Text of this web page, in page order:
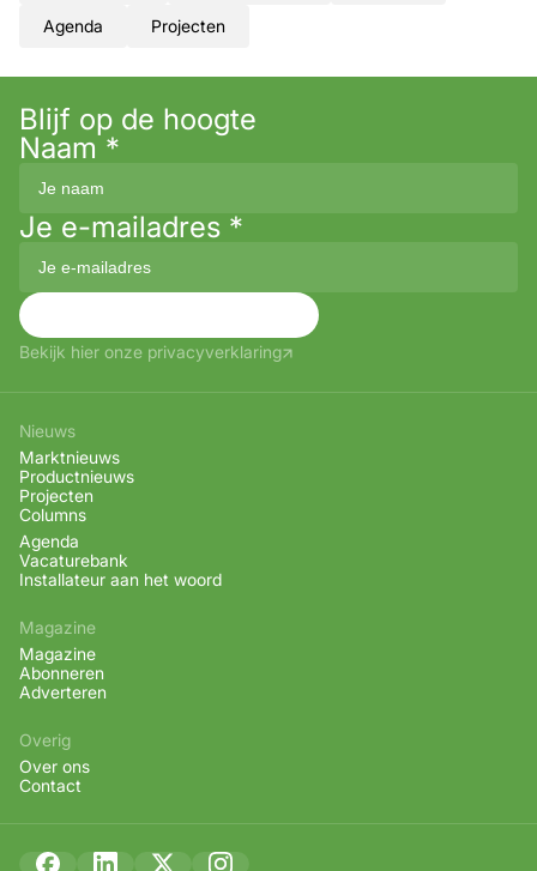
Agenda Projecten
Blijf op de hoogte
Naam *
Je e-mailadres *
Bekijk hier onze privacyverklaring
Nieuws
Marktnieuws
Productnieuws
Projecten
Columns
Agenda
Vacaturebank
Installateur aan het woord
Magazine
Magazine
Abonneren
Adverteren
Overig
Over ons
Contact